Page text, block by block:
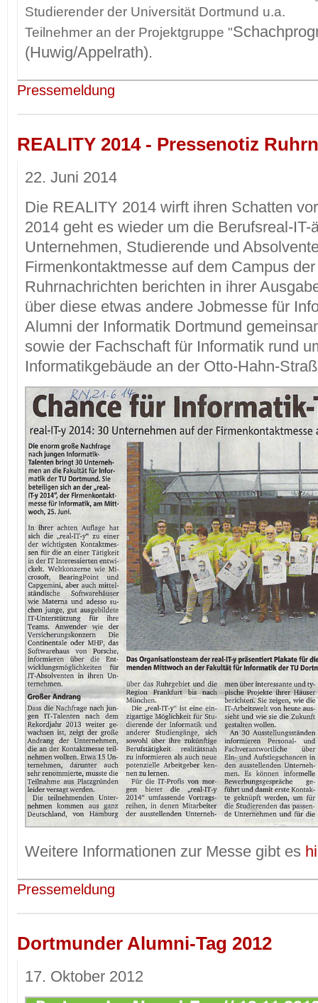
Studierender der Universität Dortmund u.a.
Teilnehmer an der Projektgruppe "
(Huwig/Appelrath).
Pressemeldung
REALITY 2014 - Pressenotiz
22. Juni 2014
Die REALITY 2014 wirft ihren Schatten
2014 geht es wieder um die Berufsreal-IT-
Unternehmen, Studierende und
Firmenkontaktmesse auf dem Campus
Ruhrnachrichten berichten in ihrer
über diese etwas andere Jobmesse für
Alumni der Informatik Dortmund
sowie der Fachschaft für Informatik rund
Informatikgebäude an der Otto-Hahn-
Weitere Informationen zur Messe gibt es
Pressemeldung
Dortmunder Alumni-Tag 2012
17. Oktober 2012